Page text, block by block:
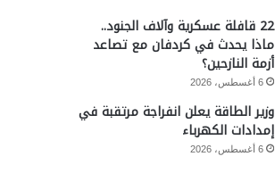
22 قافلة عسكرية وآلاف الجنود..
ماذا يحدث في كردفان مع تصاعد
أزمة النازحين؟
6 أغسطس، 2026
وزير الطاقة يعلن انفراجة مرتقبة في
إمدادات الكهرباء
6 أغسطس، 2026